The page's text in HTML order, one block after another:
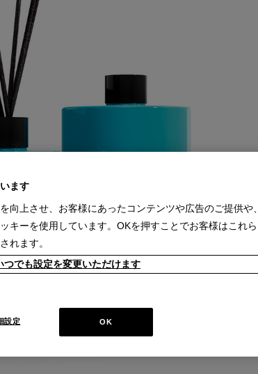
ます
向上させ、お客様にあったコンテンツや広告のご提供や、
キーを使用しています。OKを押すことでお客様はこれら
れます。
つでも設定を変更いただけます
OK
設定